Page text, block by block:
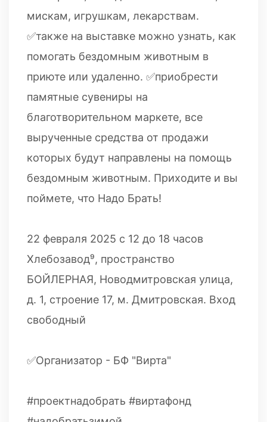
мискам, игрушкам, лекарствам.
✅также на выставке можно узнать, как
помогать бездомным животным в
приюте или удаленно. ✅приобрести
памятные сувениры на
благотворительном маркете, все
вырученные средства от продажи
которых будут направлены на помощь
бездомным животным. Приходите и вы
поймете, что Надо Брать!
22 февраля 2025 с 12 до 18 часов
Хлебозавод⁹, пространство
БОЙЛЕРНАЯ, Новодмитровская улица,
д. 1, строение 17, м. Дмитровская. Вход
свободный
✅Организатор - БФ "Вирта"
#проектнадобрать #виртафонд